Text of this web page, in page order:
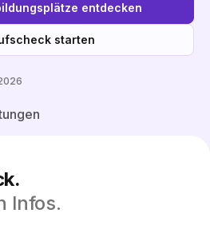
entdecken
starten
Infos.